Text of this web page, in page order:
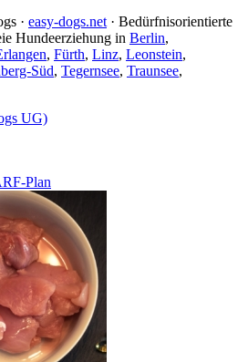
· easy-dogs.net · Bedürfnisorientierte
Hundeerziehung in Berlin,
, Fürth, Linz, Leonstein,
Süd, Tegernsee, Traunsee,
UG)
Plan